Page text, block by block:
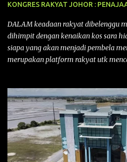
KONGRES RAKYAT JOHOR :
DALAM keadaan rakyat dibelenggu
dihimpit dengan kenaikan kos sara
siapa yang akan menjadi pembela
merupakan platform rakyat utk
pertama yang telah diadakan pada
Alam, Selangor, di peringkat
“MEMBINA MALAYSIA
peringkat negeri-negeri mula
ditimbulkan di peringkat
ekonomi, sosial, pendidikan,